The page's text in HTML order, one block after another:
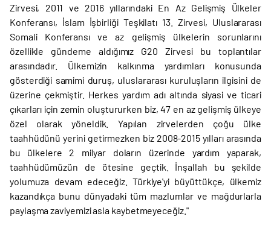
Zirvesi, 2011 ve 2016 yıllarındaki En Az Gelişmiş Ülkeler
Konferansı, İslam İşbirliği Teşkilatı 13. Zirvesi, Uluslararası
Somali Konferansı ve az gelişmiş ülkelerin sorunlarını
özellikle gündeme aldığımız G20 Zirvesi bu toplantılar
arasındadır. Ülkemizin kalkınma yardımları konusunda
gösterdiği samimi duruş, uluslararası kuruluşların ilgisini de
üzerine çekmiştir. Herkes yardım adı altında siyasi ve ticari
çıkarları için zemin oluştururken biz, 47 en az gelişmiş ülkeye
özel olarak yöneldik. Yapılan zirvelerden çoğu ülke
taahhüdünü yerini getirmezken biz 2008-2015 yılları arasında
bu ülkelere 2 milyar doların üzerinde yardım yaparak,
taahhüdümüzün de ötesine geçtik. İnşallah bu şekilde
yolumuza devam edeceğiz. Türkiye'yi büyüttükçe, ülkemiz
kazandıkça bunu dünyadaki tüm mazlumlar ve mağdurlarla
paylaşma zaviyemizi asla kaybetmeyeceğiz."